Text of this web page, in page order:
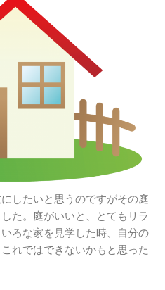
したいと思うのですがその庭
た。庭がいいと、とてもリラ
ろな家を見学した時、自分の
れではできないかもと思った